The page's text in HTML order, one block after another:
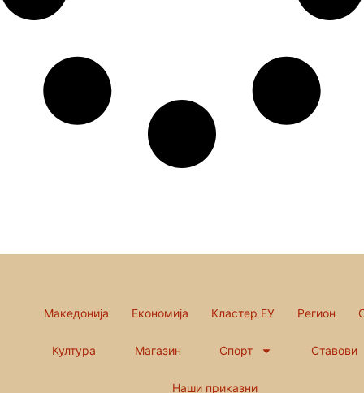
Македонија Економија Кластер ЕУ Регион
Култура Магазин Спорт Ставови
Наши приказни